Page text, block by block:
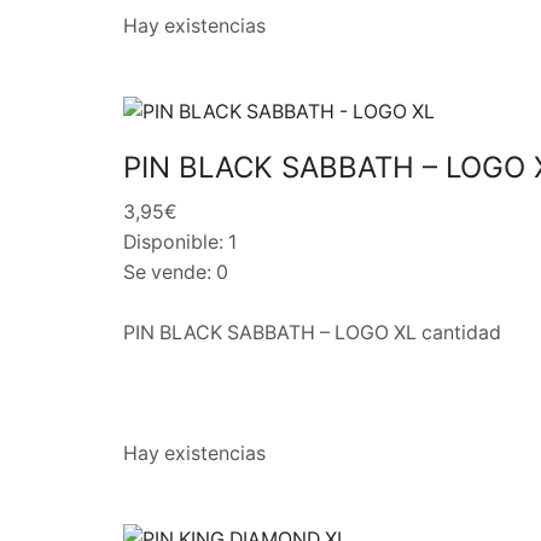
Hay existencias
PIN BLACK SABBATH – LOGO
3,95€
Disponible: 1
Se vende: 0
PIN BLACK SABBATH – LOGO XL cantidad
Hay existencias